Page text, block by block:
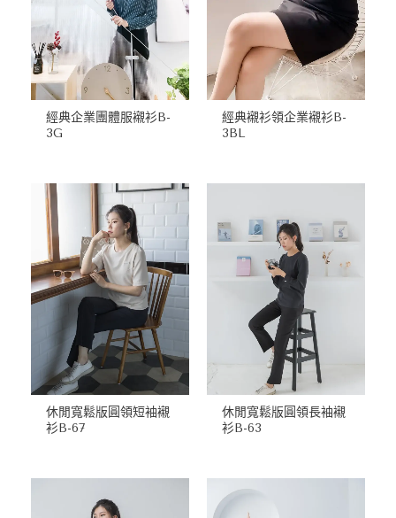
經典企業團體服襯衫B-
3G
經典襯衫領企業襯衫B-
3BL
休閒寬鬆版圓領短袖襯
衫B-67
休閒寬鬆版圓領長袖襯
衫B-63